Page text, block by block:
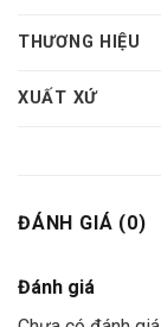
THƯƠNG HIỆU
XUẤT XỨ
ĐÁNH GIÁ (0)
Đánh giá